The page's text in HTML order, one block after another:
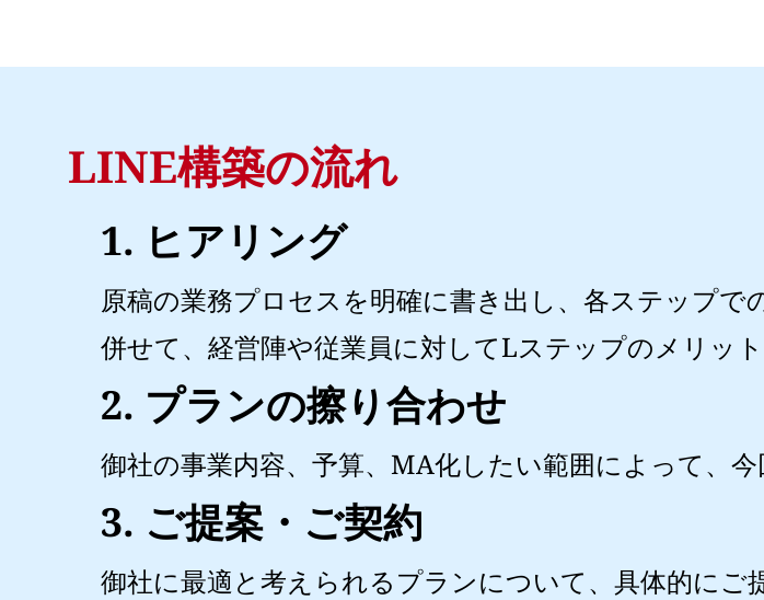
LINE構築の流れ
1. ヒアリング
原稿の業務プロセスを明確に書き出し、各ステップで
併せて、経営陣や従業員に対してLステップのメリッ
2. プランの擦り合わせ
御社の事業内容、予算、MA化したい範囲によって、
3. ご提案・ご契約
御社に最適と考えられるプランについて、具体的にご